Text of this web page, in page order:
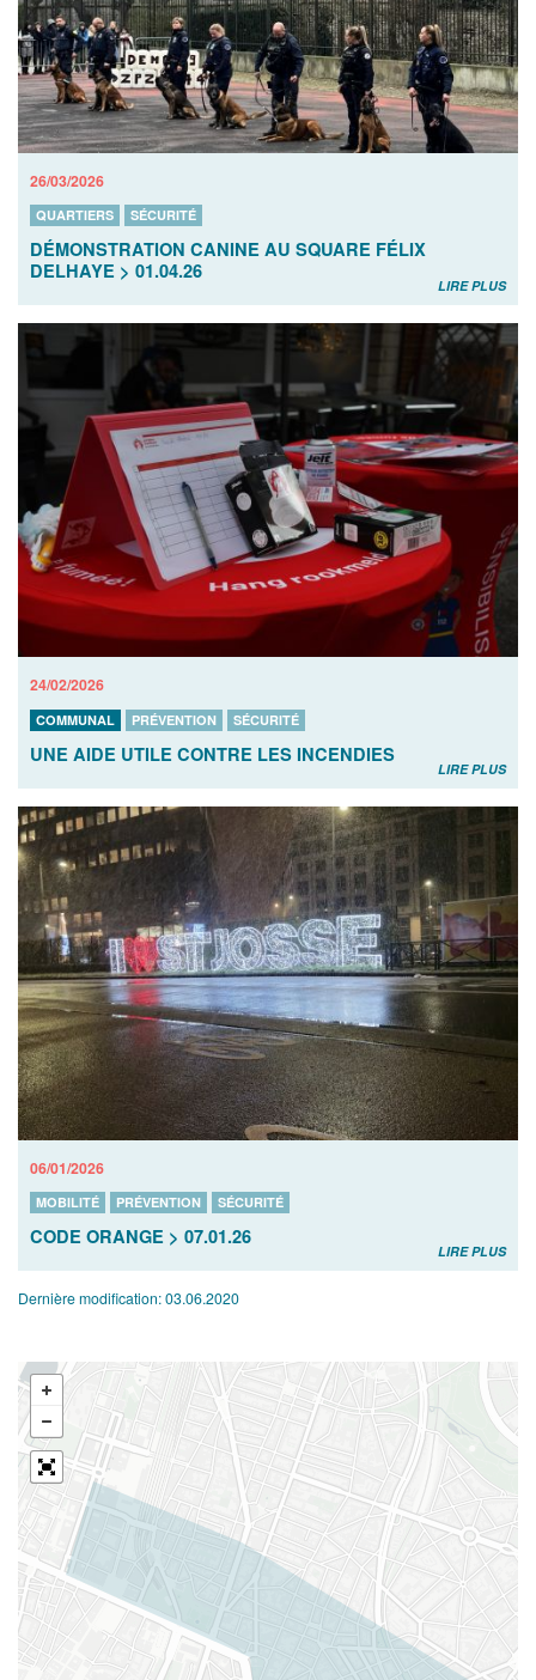
26/03/2026
QUARTIERS SÉCURITÉ
DÉMONSTRATION CANINE AU SQUARE FÉLIX
DELHAYE > 01.04.26
LIRE PLUS
24/02/2026
COMMUNAL PRÉVENTION SÉCURITÉ
UNE AIDE UTILE CONTRE LES INCENDIES
LIRE PLUS
06/01/2026
MOBILITÉ PRÉVENTION SÉCURITÉ
CODE ORANGE > 07.01.26
LIRE PLUS
Dernière modification:03.06.2020